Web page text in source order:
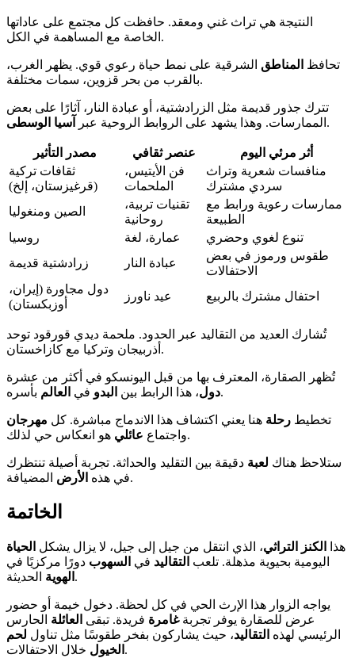
النتيجة هي تراث غني ومعقد. حافظت كل مجتمع على عاداتها
الخاصة مع المساهمة في الكل.
تحافظ المناطق الشرقية على نمط حياة رعوي قوي. يظهر الغرب،
بالقرب من بحر قزوين، سمات مختلفة.
تترك جذور قديمة مثل الزرادشتية، أو عبادة النار، آثارًا على بعض
الممارسات. وهذا يشهد على الروابط الروحية عبر
آسيا الوسطى .
مصدر التأثير عنصر ثقافي
أثر مرئي اليوم
ثقافات تركية
(قرغيزستان، إلخ)
فن الأيتيس،
الملحمات
منافسات شعرية وتراث
سردي مشترك
الصين ومنغوليا
تقنيات تربية،
روحانية
ممارسات رعوية ورابط مع
الطبيعة
روسيا
عمارة، لغة
تنوع لغوي وحضري
زرادشتية قديمة
عبادة النار
طقوس ورموز في بعض
الاحتفالات
دول مجاورة (إيران،
أوزبكستان)
عيد ناورز احتفال مشترك بالربيع
تُشارك العديد من التقاليد عبر الحدود. ملحمة ديدي قورقود توحد
أذربيجان وتركيا مع كازاخستان.
تُظهر الصقارة، المعترف بها من قبل اليونسكو في أكثر من عشرة
دول، هذا الرابط بين البدو في العالم بأسره.
تخطيط رحلة هنا يعني اكتشاف هذا الاندماج مباشرة. كل مهرجان
واجتماع عائلي هو انعكاس حي لذلك.
ستلاحظ هناك لعبة دقيقة بين التقليد والحداثة. تجربة أصيلة تنتظرك
في هذه الأرض المضيافة.
الخاتمة
هذا الكنز التراثي، الذي انتقل من جيل إلى جيل، لا يزال يشكل الحياة
اليومية بحيوية مذهلة. تلعب التقاليد في السهوب دورًا مركزيًا في
الهوية الحديثة.
يواجه الزوار هذا الإرث الحي في كل لحظة. دخول خيمة أو حضور
عرض للصقارة يوفر تجربةغامرة فريدة. تبقى العائلة الحارس
الرئيسي لهذه التقاليد، حيث يشاركون بفخر طقوسًا مثل تناول لحم
الخيول خلال الاحتفالات.